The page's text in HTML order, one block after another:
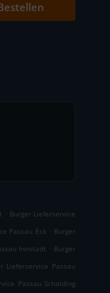
. Burger Lieferservice
Passau Eck . Burger
Innstadt . Burger
Lieferservice Passau
Passau Schalding